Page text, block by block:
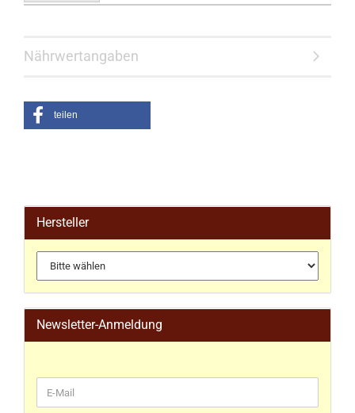
Nährwertangaben
teilen
Hersteller
Newsletter-Anmeldung